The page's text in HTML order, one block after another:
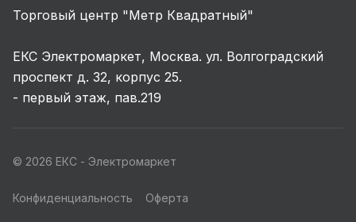
Торговый центр "Метр Квадратный"
ЕКС Электромаркет, Москва. ул. Волгоградский
проспект д. 32, корпус 25.
- первый этаж, пав.219
© 2026 ЕКС - Электромаркет
Конфиденциальность Оферта